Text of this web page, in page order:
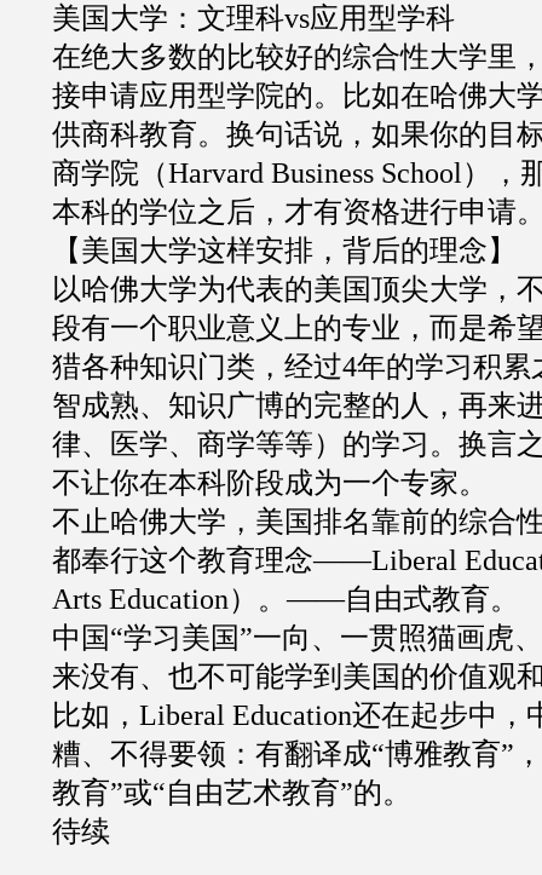
美国大学：文理科vs应用型学科
在绝大多数的比较好的综合性大学里
接申请应用型学院的。比如在哈佛大
供商科教育。换句话说，如果你的目
商学院（Harvard Business School），
本科的学位之后，才有资格进行申请
【美国大学这样安排，背后的理念】
以哈佛大学为代表的美国顶尖大学，
段有一个职业意义上的专业，而是希
猎各种知识门类，经过4年的学习积累
智成熟、知识广博的完整的人，再来
律、医学、商学等等）的学习。换言
不让你在本科阶段成为一个专家。
不止哈佛大学，美国排名靠前的综合
都奉行这个教育理念——Liberal
Arts Education）。——自由式教育。
中国“学习美国”一向、一贯照猫画虎
来没有、也不可能学到美国的价值观
比如， Liberal Education还在起步中，
糟、不得要领：有翻译成“博雅教育”
教育”或“自由艺术教育”的。
待续